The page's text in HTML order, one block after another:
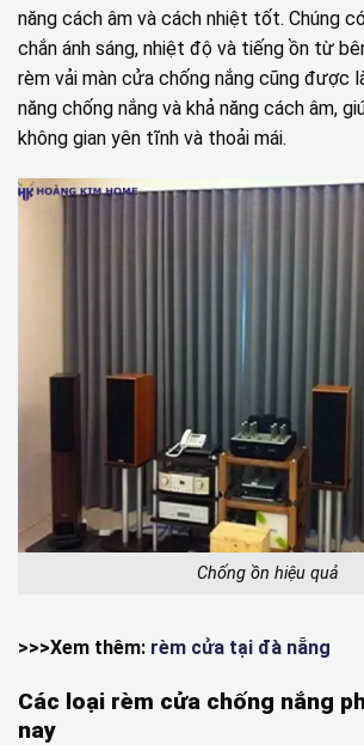
năng cách âm và cách nhiệt tốt. Chúng
chắn ánh sáng, nhiệt độ và tiếng ồn từ
rèm vải màn cửa chống nắng cũng được
năng chống nắng và khả năng cách âm,
không gian yên tĩnh và thoải mái.
Chống ồn hiệu quả
>>>Xem thêm: rèm cửa tại đà nẵng
Các loại rèm cửa chống nắng
nay